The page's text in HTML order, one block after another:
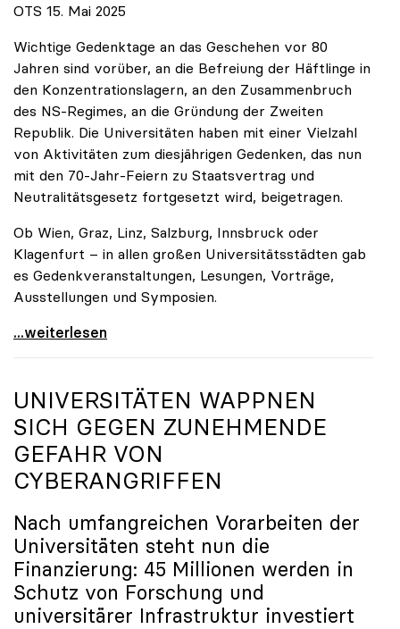
OTS 15. Mai 2025
Wichtige Gedenktage an das Geschehen vor 80
Jahren sind vorüber, an die Befreiung der Häftlinge in
den Konzentrationslagern, an den Zusammenbruch
des NS-Regimes, an die Gründung der Zweiten
Republik. Die Universitäten haben mit einer Vielzahl
von Aktivitäten zum diesjährigen Gedenken, das nun
mit den 70-Jahr-Feiern zu Staatsvertrag und
Neutralitätsgesetz fortgesetzt wird, beigetragen.
Ob Wien, Graz, Linz, Salzburg, Innsbruck oder
Klagenfurt – in allen großen Universitätsstädten gab
es Gedenkveranstaltungen, Lesungen, Vorträge,
Ausstellungen und Symposien.
uniko-Präsidentin Brigitte Hütter zu Gedenkjahr:
...weiterlesen
UNIVERSITÄTEN WAPPNEN
SICH GEGEN ZUNEHMENDE
GEFAHR VON
CYBERANGRIFFEN
Nach umfangreichen Vorarbeiten der
Universitäten steht nun die
Finanzierung: 45 Millionen werden in
Schutz von Forschung und
universitärer Infrastruktur investiert